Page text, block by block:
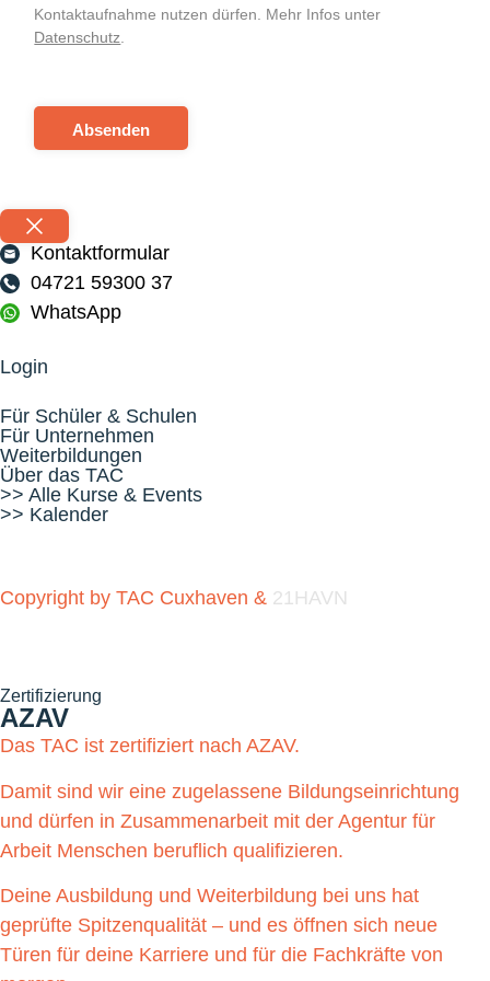
Kontaktaufnahme nutzen dürfen. Mehr Infos unter
Datenschutz.
Absenden
Kontaktformular
04721 59300 37
WhatsApp
Login
Für Schüler & Schulen
Für Unternehmen
Weiterbildungen
Über das TAC
>> Alle Kurse & Events
>> Kalender
Copyright by TAC Cuxhaven & 21HAVN
Zertifizierung
AZAV
Das TAC ist zertifiziert nach AZAV.
Damit sind wir eine zugelassene Bildungseinrichtung
und dürfen in Zusammenarbeit mit der Agentur für
Arbeit Menschen beruflich qualifizieren.
Deine Ausbildung und Weiterbildung bei uns hat
geprüfte Spitzenqualität – und es öffnen sich neue
Türen für deine Karriere und für die Fachkräfte von